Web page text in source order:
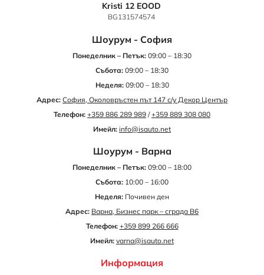
Kristi 12 EOOD
BG131574574
Шоурум - София
Понеделник – Петък: 09:00 – 18:30
Събота: 09:00 – 18:30
Неделя:09:00 – 18:30
Адрес: София, Околовръстен път 147 с/у Декор Център
Телефон: +359 886 289 989 /+359 889 308 080
Имейл: info@isauto.net
Шоурум - Варна
Понеделник – Петък: 09:00 – 18:00
Събота: 10:00 – 16:00
Неделя: Почивен ден
Адрес: Варна, Бизнес парк – сграда B6
Телефон: +359 899 266 666
Имейл: varna@isauto.net
Информация